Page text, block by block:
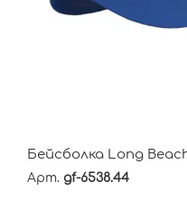
Бейсболка Long
Арт. gf-6538.44